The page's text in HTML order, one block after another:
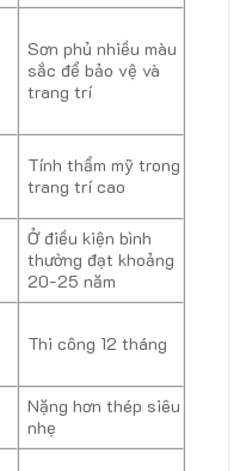
Sơn phủ nhiều màu
sắc để bảo vệ và
trang trí
Tính thẩm mỹ trong
trang trí cao
Ở điều kiện bình
thường đạt khoảng
20-25 năm
Thi công 12 tháng
Nặng hơn thép siêu
nhẹ